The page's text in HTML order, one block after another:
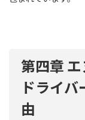
第四章
ドライ
由